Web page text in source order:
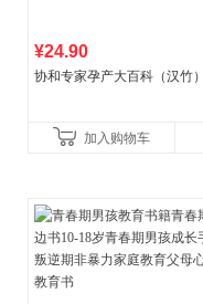
¥24.90
协和专家孕产大百科（汉竹）
加入购物车